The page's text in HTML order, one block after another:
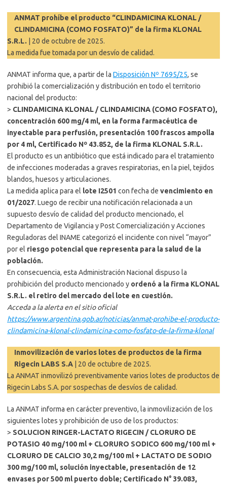
ANMAT prohíbe el producto “CLINDAMICINA KLONAL /
CLINDAMICINA (COMO FOSFATO)” de la firma KLONAL
S.R.L. | 20 de octubre de 2025.
La medida fue tomada por un desvío de calidad.
ANMAT informa que, a partir de la Disposición Nº 7695/25, se
prohibió la comercialización y distribución en todo el territorio
nacional del producto:
> CLINDAMICINA KLONAL / CLINDAMICINA (COMO FOSFATO),
concentración 600 mg/4 ml, en la forma farmacéutica de
inyectable para perfusión, presentación 100 frascos ampolla
por 4 ml, Certificado Nº 43.852, de la firma KLONAL S.R.L.
El producto es un antibiótico que está indicado para el tratamiento
de infecciones moderadas a graves respiratorias, en la piel, tejidos
blandos, huesos y articulaciones.
La medida aplica para el lote I2501 con fecha de vencimiento en
01/2027. Luego de recibir una notificación relacionada a un
supuesto desvío de calidad del producto mencionado, el
Departamento de Vigilancia y Post Comercialización y Acciones
Reguladoras del INAME categorizó el incidente con nivel “mayor”
por el riesgo potencial que representa para la salud de la
población.
En consecuencia, esta Administración Nacional dispuso la
prohibición del producto mencionado y ordenó a la firma KLONAL
S.R.L. el retiro del mercado del lote en cuestión.
Acceda a la alerta en el sitio oficial
https://www.argentina.gob.ar/noticias/anmat-prohibe-el-producto-
clindamicina-klonal-clindamicina-como-fosfato-de-la-firma-klonal
Inmovilización de varios lotes de productos de la firma
Rigecin LABS S.A
| 20 de octubre de 2025.
La ANMAT inmovilizó preventivamente varios lotes de productos de
Rigecin Labs S.A. por sospechas de desvíos de calidad.
La ANMAT informa en carácter preventivo, la inmovilización de los
siguientes lotes y prohibición de uso de los productos:
> SOLUCION RINGER-LACTATO RIGECIN / CLORURO DE
POTASIO 40 mg/100 ml + CLORURO SODICO 600 mg/100 ml +
CLORURO DE CALCIO 30,2 mg/100 ml + LACTATO DE SODIO
300 mg/100 ml, solución inyectable, presentación de 12
envases por 500 ml puerto doble; Certificado N° 39.083,